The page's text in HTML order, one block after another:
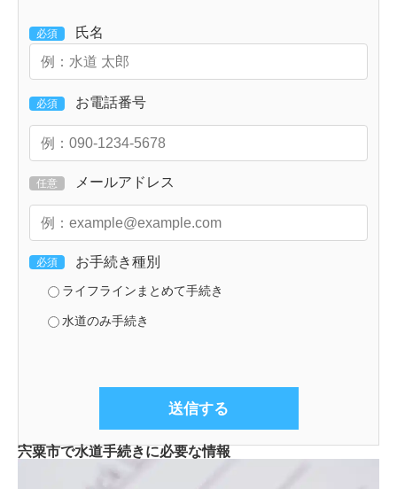
必須 氏名
必須 お電話番号
任意 メールアドレス
必須 お手続き種別
ライフラインまとめて手続き
水道のみ手続き
宍粟市で水道手続きに必要な情報